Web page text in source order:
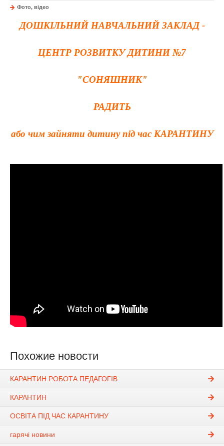
Фото, відео
ДОШКІЛЬНИЙ НАВЧАЛЬНИЙ ЗАКЛАД -
ЦЕНТР РОЗВИТКУ ДИТИНИ №7
"СОНЯШНИК"
РАДИТЬ
або чим зайняти дитину під час КАРАНТИНУ
Похожие новости
КАРАНТИН РОБОТА ПЕДАГОГІВ
КАРАНТИН
ОСВІТА ПІД ЧАС КАРАНТИНУ
гарячі новини